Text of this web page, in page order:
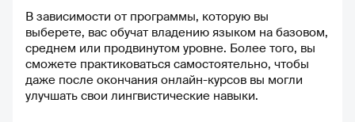
все идет легко и быстро. Да,
бывает, что по мере
выполнения совершаешь
ошибку, но ее вы обязательно
обсуждаете на следующем
уроке с вашим
В зависимости от программы, которую вы
выберете, вас обучат владению языком на базовом,
среднем или продвинутом уровне. Более того, вы
сможете практиковаться самостоятельно, чтобы
даже после окончания онлайн-курсов вы могли
улучшать свои лингвистические навыки.